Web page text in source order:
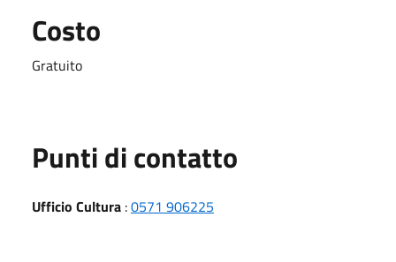
Costo
Gratuito
Punti di contatto
Ufficio Cultura :0571 906225